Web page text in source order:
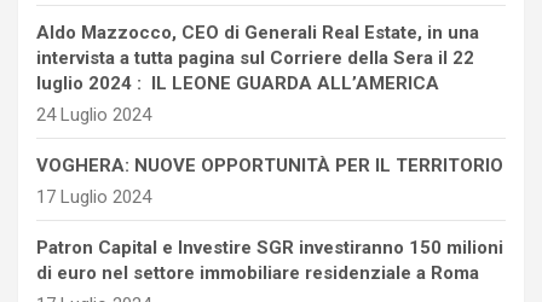
Aldo Mazzocco, CEO di Generali Real Estate, in una
intervista a tutta pagina sul Corriere della Sera il 22
luglio 2024 : IL LEONE GUARDA ALL’AMERICA
24 Luglio 2024
VOGHERA: NUOVE OPPORTUNITÀ PER IL TERRITORIO
17 Luglio 2024
Patron Capital e Investire SGR investiranno 150 milioni
di euro nel settore immobiliare residenziale a Roma